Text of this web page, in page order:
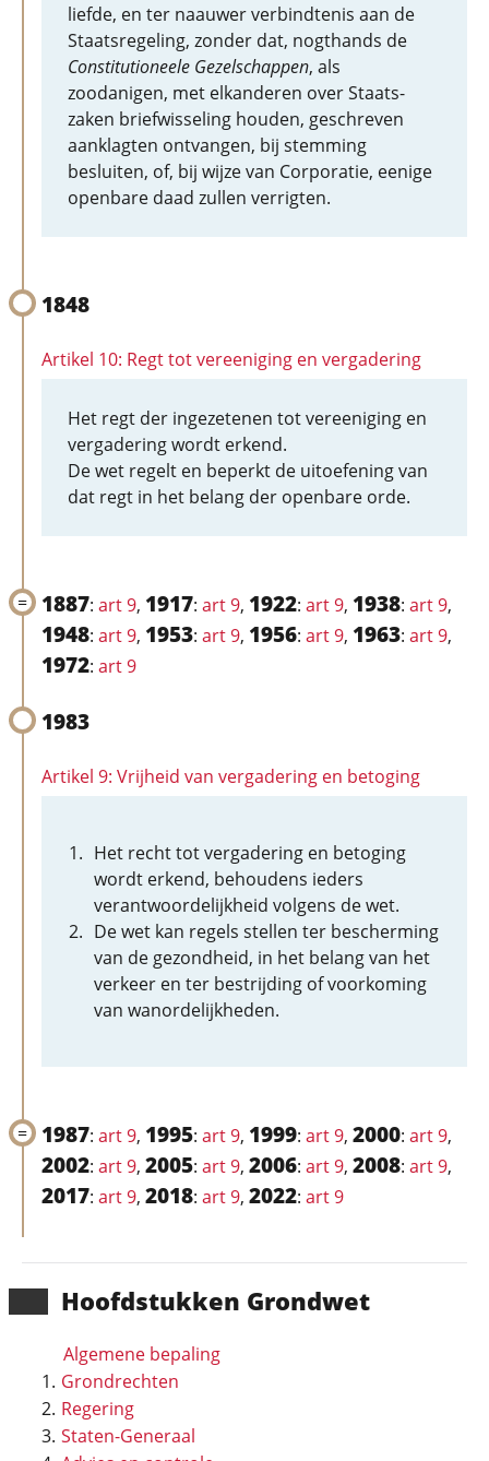
Hoofd­stukken Grondwet
Algemene bepaling
Grondrechten
Regering
Staten-Generaal
liefde, en ter naauwer verbindtenis aan de
Staatsregeling, zonder dat, nogthands de
Constitutioneele Gezelschappen, als
zoodanigen, met elkanderen over Staats-
zaken briefwisseling houden, geschreven
aanklagten ontvangen, bij stemming
besluiten, of, bij wijze van Corporatie, eenige
openbare daad zullen verrigten.
1848
Artikel 10: Regt tot vereeniging en vergadering
Het regt der ingezetenen tot vereeniging en
vergadering wordt erkend.
De wet regelt en beperkt de uitoefening van
dat regt in het belang der openbare orde.
1887: art 9, 1917: art 9, 1922: art 9, 1938: art 9,
1948: art 9, 1953: art 9, 1956: art 9, 1963: art 9,
1972: art 9
1983
Artikel 9: Vrijheid van vergadering en betoging
Het recht tot vergadering en betoging
wordt erkend, behoudens ieders
verantwoordelijkheid volgens de wet.
De wet kan regels stellen ter bescherming
van de gezondheid, in het belang van het
verkeer en ter bestrijding of voorkoming
van wanordelijkheden.
1987: art 9, 1995: art 9, 1999: art 9, 2000: art 9,
2002: art 9, 2005: art 9, 2006: art 9, 2008: art 9,
2017: art 9, 2018: art 9, 2022: art 9